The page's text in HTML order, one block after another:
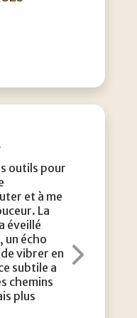
outils pour
et à me
La
éveillé
un écho
vibrer en
subtile a
chemins
plus